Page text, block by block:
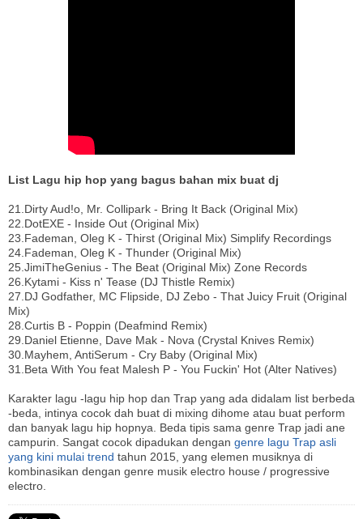
List Lagu hip hop yang bagus bahan mix buat dj
21.Dirty Aud!o, Mr. Collipark - Bring It Back (Original Mix)
22.DotEXE - Inside Out (Original Mix)
23.Fademan, Oleg K - Thirst (Original Mix) Simplify Recordings
24.Fademan, Oleg K - Thunder (Original Mix)
25.JimiTheGenius - The Beat (Original Mix) Zone Records
26.Kytami - Kiss n' Tease (DJ Thistle Remix)
27.DJ Godfather, MC Flipside, DJ Zebo - That Juicy Fruit (Original
Mix)
28.Curtis B - Poppin (Deafmind Remix)
29.Daniel Etienne, Dave Mak - Nova (Crystal Knives Remix)
30.Mayhem, AntiSerum - Cry Baby (Original Mix)
31.Beta With You feat Malesh P - You Fuckin' Hot (Alter Natives)
Karakter lagu -lagu hip hop dan Trap yang ada didalam list berbeda
-beda, intinya cocok dah buat di mixing dihome atau buat perform
dan banyak lagu hip hopnya. Beda tipis sama genre Trap jadi ane
campurin. Sangat cocok dipadukan dengan genre lagu Trap asli
yang kini mulai trend tahun 2015, yang elemen musiknya di
kombinasikan dengan genre musik electro house / progressive
electro.